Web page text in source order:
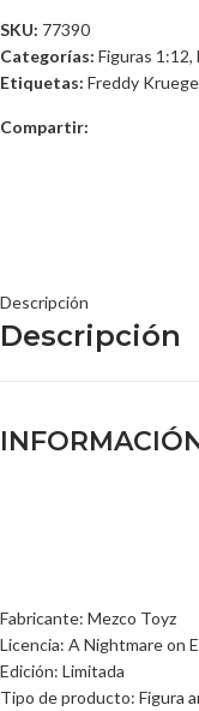
SKU: 77390
Categorías: Figuras 1:12,
Etiquetas: Freddy
Compartir:
Descripción
Descripción
Fabricante: Mezco Toyz
Licencia: A Nightmare on
Edición: Limitada
Tipo de producto: Figura